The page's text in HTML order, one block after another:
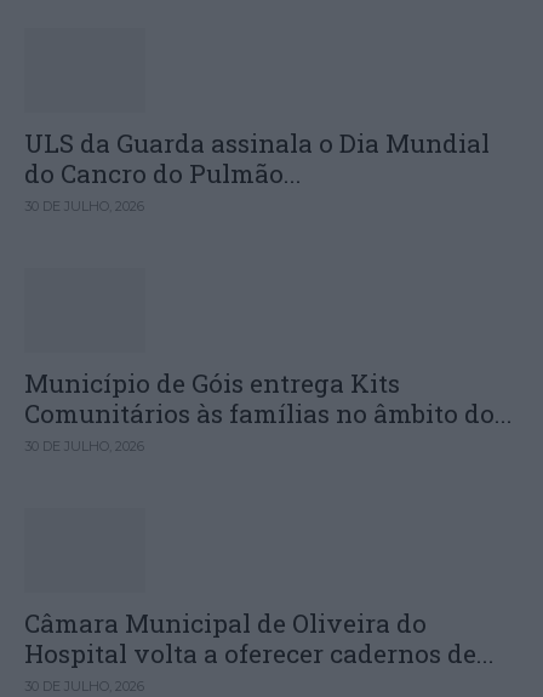
ULS da Guarda assinala o Dia Mundial
do Cancro do Pulmão...
30 DE JULHO, 2026
Município de Góis entrega Kits
Comunitários às famílias no âmbito do...
30 DE JULHO, 2026
Câmara Municipal de Oliveira do
Hospital volta a oferecer cadernos de...
30 DE JULHO, 2026